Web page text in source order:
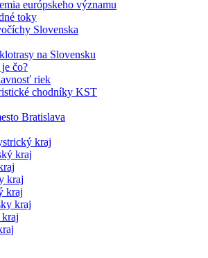
európskeho významu
toky
Slovenska
na Slovensku
čo?
riek
chodníky KST
Bratislava
kraj
kraj
kraj
kraj
kraj